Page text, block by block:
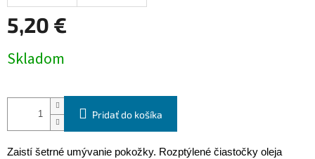
5,20 €
cena:
Skladom
Pridať do košíka
Zaistí šetrné umývanie pokožky. Rozptýlené čiastočky oleja